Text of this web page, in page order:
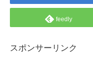
feedly
スポンサーリンク